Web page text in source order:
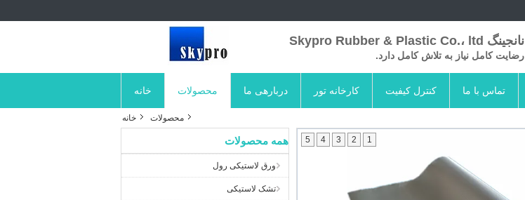
نانجینگ Skypro Rubber & Plastic Co.، ltd
رضایت کامل نیاز به تلاش کامل دارد.
خانه محصولات دربارهی ما کارخانه تور کنترل کیفیت تماس با ما
خانه محصولات
همه محصولات
ورق لاستیکی رول
تشک لاستیکی
1
2
3
4
5